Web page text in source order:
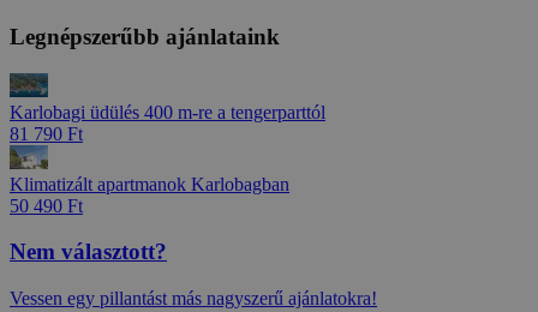
Legnépszerűbb ajánlataink
Karlobagi üdülés 400 m-re a tengerparttól
81 790 Ft
Klimatizált apartmanok Karlobagban
50 490 Ft
Nem választott?
Vessen egy pillantást más nagyszerű ajánlatokra!